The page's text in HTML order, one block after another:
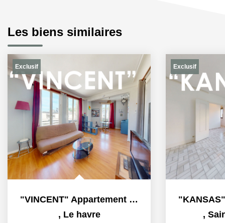
Les biens similaires
Exclusif
"VINCENT" Appartement F2 meublé à louer en exclusivité à Le...
, Le havre
Exclusif
,